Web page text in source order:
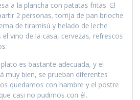
a la plancha con patatas fritas. El
2 personas, torrija de pan brioche
de tiramisú y helado de leche
el vino de la casa, cervezas, refrescos
es bastante adecuada, y el
muy bien, se prueban diferentes
quedamos con hambre y el postre
casi no pudimos con él.